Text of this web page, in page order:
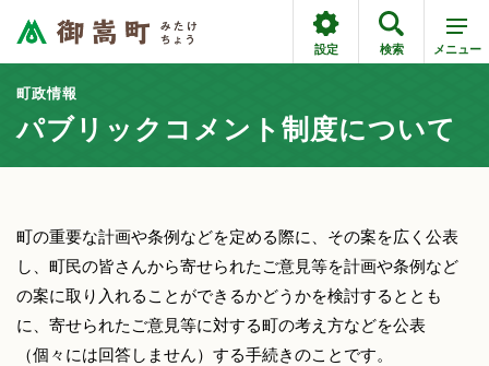
設定 検索 メニュー
町政情報
パブリックコメント制度について
町の重要な計画や条例などを定める際に、その案を広く公表
し、町民の皆さんから寄せられたご意見等を計画や条例など
の案に取り入れることができるかどうかを検討するととも
に、寄せられたご意見等に対する町の考え方などを公表
（個々には回答しません）する手続きのことです。